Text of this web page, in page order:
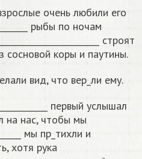
очень любили его
рыбы по ночам
строят
сосновой коры и паутины.
вид, что вер_ли ему.
первый услышал
на нас, чтобы мы
мы пр_тихли и
хотя рука
не д